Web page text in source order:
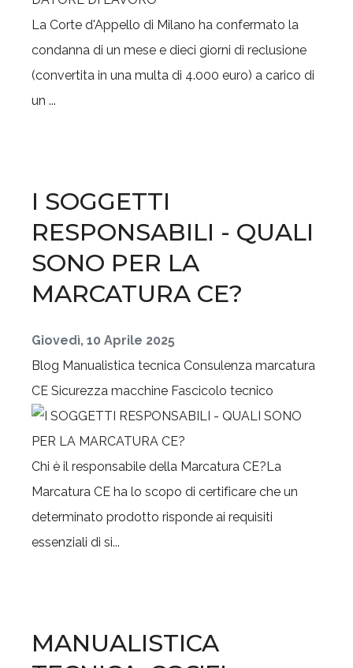
La Corte d'Appello di Milano ha confermato la
condanna di un mese e dieci giorni di reclusione
(convertita in una multa di 4.000 euro) a carico di
un ...
I SOGGETTI
RESPONSABILI - QUALI
SONO PER LA
MARCATURA CE?
Giovedì, 10 Aprile 2025
Blog Manualistica tecnica Consulenza marcatura
CE Sicurezza macchine Fascicolo tecnico
Chi è il responsabile della Marcatura CE?La
Marcatura CE ha lo scopo di certificare che un
determinato prodotto risponde ai requisiti
essenziali di si...
MANUALISTICA